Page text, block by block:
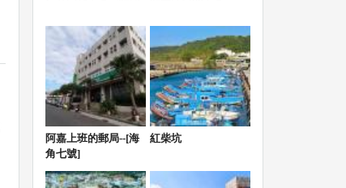
阿嘉上班的郵局--[海
角七號]
紅柴坑